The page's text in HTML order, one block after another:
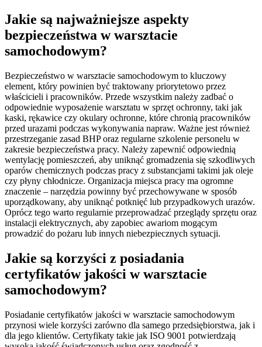
Jakie są najważniejsze aspekty
bezpieczeństwa w warsztacie
samochodowym?
Bezpieczeństwo w warsztacie samochodowym to kluczowy
element, który powinien być traktowany priorytetowo przez
właścicieli i pracowników. Przede wszystkim należy zadbać o
odpowiednie wyposażenie warsztatu w sprzęt ochronny, taki jak
kaski, rękawice czy okulary ochronne, które chronią pracowników
przed urazami podczas wykonywania napraw. Ważne jest również
przestrzeganie zasad BHP oraz regularne szkolenie personelu w
zakresie bezpieczeństwa pracy. Należy zapewnić odpowiednią
wentylację pomieszczeń, aby uniknąć gromadzenia się szkodliwych
oparów chemicznych podczas pracy z substancjami takimi jak oleje
czy płyny chłodnicze. Organizacja miejsca pracy ma ogromne
znaczenie – narzędzia powinny być przechowywane w sposób
uporządkowany, aby uniknąć potknięć lub przypadkowych urazów.
Oprócz tego warto regularnie przeprowadzać przeglądy sprzętu oraz
instalacji elektrycznych, aby zapobiec awariom mogącym
prowadzić do pożaru lub innych niebezpiecznych sytuacji.
Jakie są korzyści z posiadania
certyfikatów jakości w warsztacie
samochodowym?
Posiadanie certyfikatów jakości w warsztacie samochodowym
przynosi wiele korzyści zarówno dla samego przedsiębiorstwa, jak i
dla jego klientów. Certyfikaty takie jak ISO 9001 potwierdzają